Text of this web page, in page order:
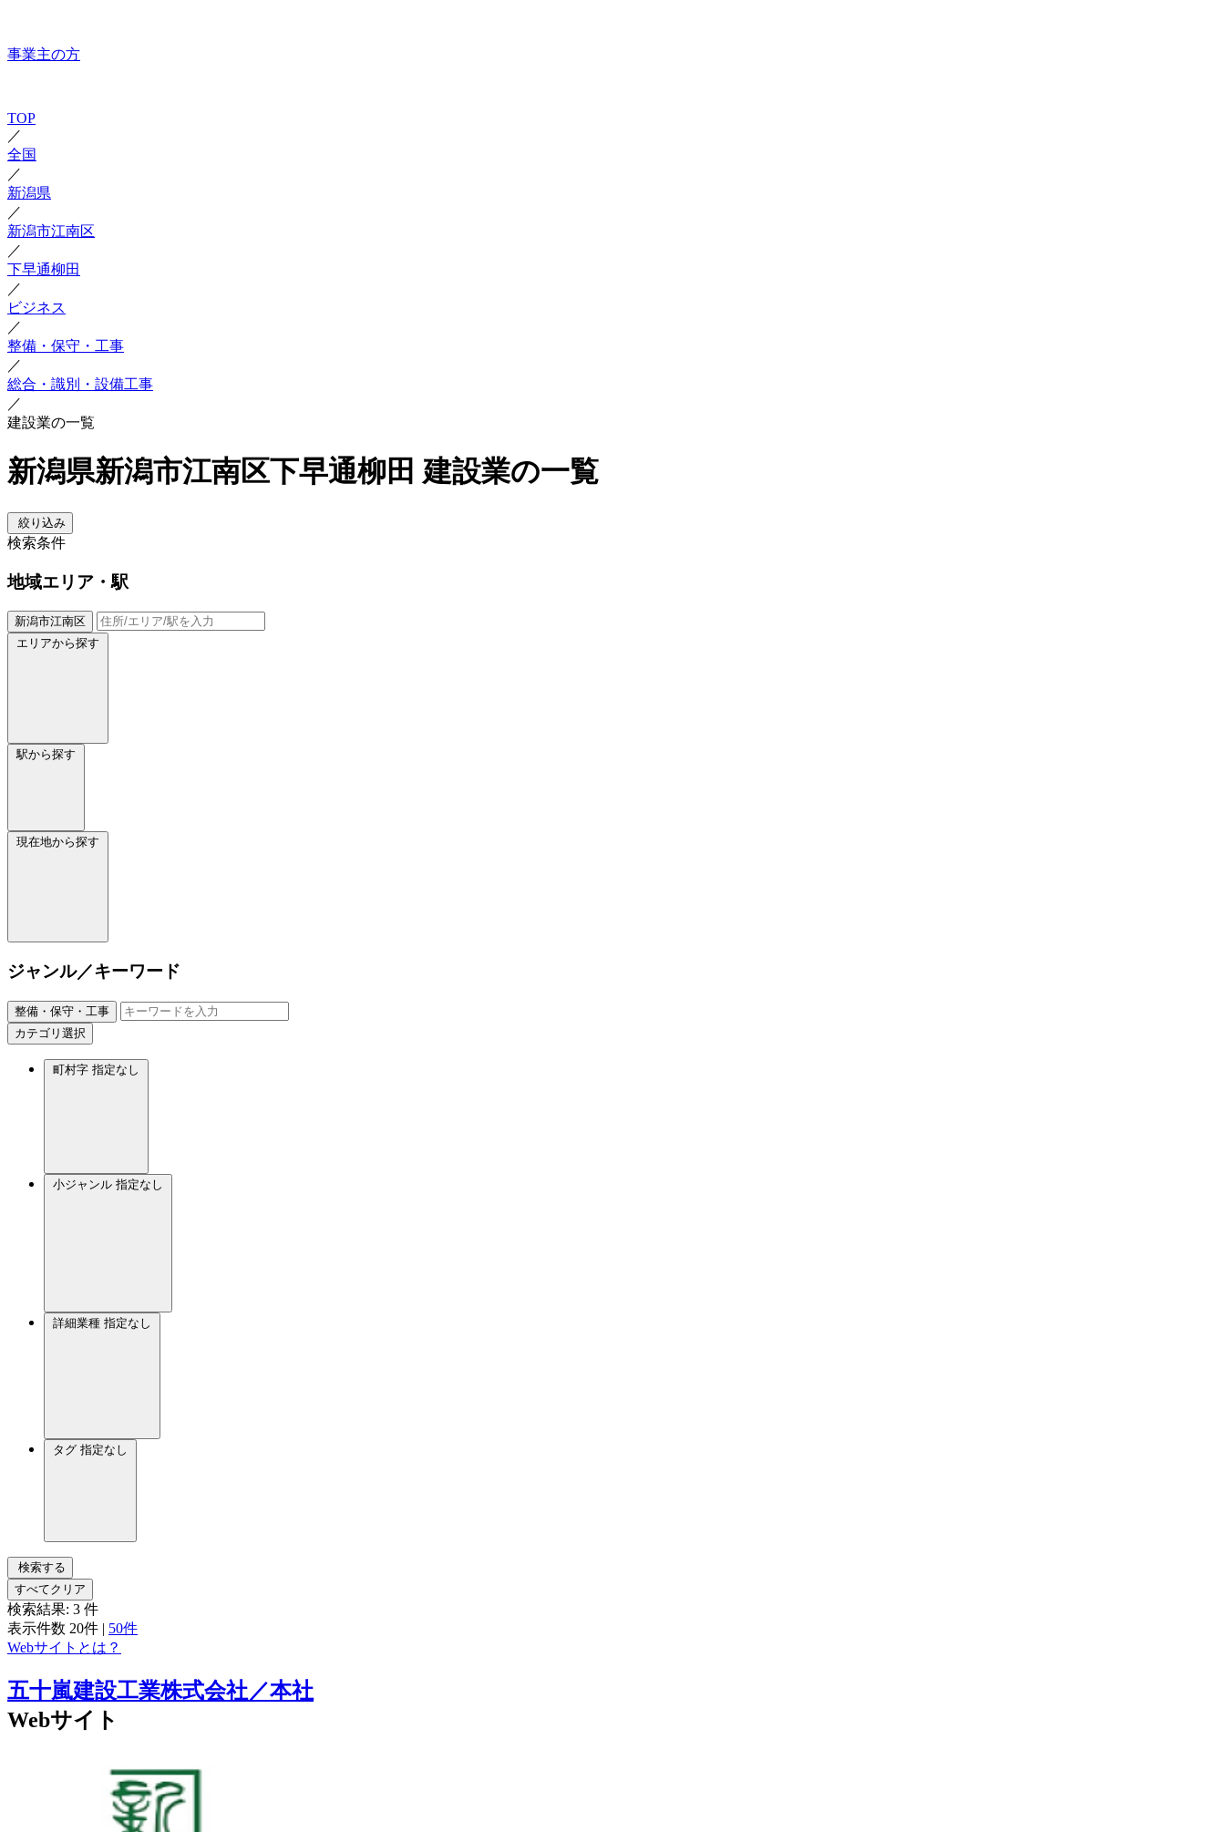
事業主の方
TOP
／
全国
／
新潟県
／
新潟市江南区
／
下早通柳田
／
ビジネス
／
整備・保守・工事
／
総合・識別・設備工事
／
建設業の一覧
新潟県新潟市江南区下早通柳田 建設業の一覧
絞り込み
検索条件
地域エリア・駅
新潟市江南区
エリアから探す
駅から探す
現在地から探す
ジャンル／キーワード
整備・保守・工事
カテゴリ選択
町村字 指定なし
小ジャンル 指定なし
詳細業種 指定なし
タグ 指定なし
検索する
すべてクリア
検索結果: 3 件
表示件数 20件 | 50件
Webサイトとは？
五十嵐建設工業株式会社／本社
Webサイト